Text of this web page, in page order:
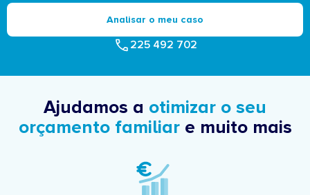
Analisar o meu caso
225 492 702
Ajudamos a otimizar o seu
orçamento familiare muito mais